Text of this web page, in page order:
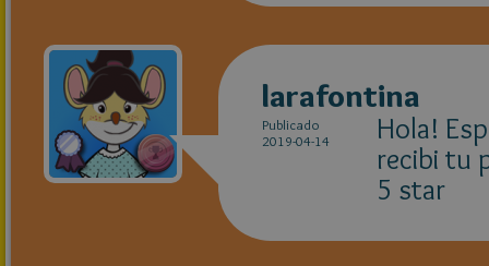
larafontina
Publicado
2019-04-14
Hola!
recibi tu
5 star